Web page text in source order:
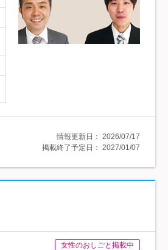
情報更新日： 2026/07/17
掲載終了予定日： 2027/01/07
女性のおしごと掲載中